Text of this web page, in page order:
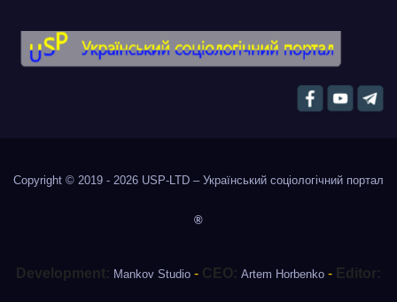
Copyright © 2019 - 2026 USP-LTD – Український соціологічний портал
®
Development: Mankov Studio - CEO: Artem Horbenko - Editor: